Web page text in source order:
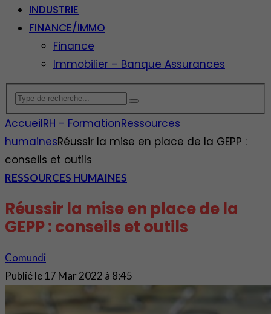
INDUSTRIE
FINANCE/IMMO
Finance
Immobilier – Banque Assurances
AccueilRH - FormationRessources
humainesRéussir la mise en place de la GEPP :
conseils et outils
RESSOURCES HUMAINES
Réussir la mise en place de la
GEPP : conseils et outils
Comundi
Publié le17 Mar 2022 à 8:45